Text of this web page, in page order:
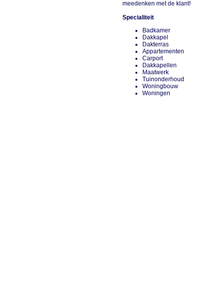
meedenken met de klant!
Specialiteit
Badkamer
Dakkapel
Dakterras
Appartementen
Carport
Dakkapellen
Maatwerk
Tuinonderhoud
Woningbouw
Woningen